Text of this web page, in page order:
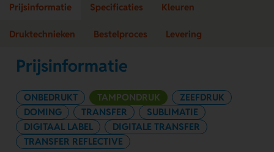
Prijsinformatie Specificaties Kleuren
Druktechnieken Bestelproces Levering
Prijsinformatie
ONBEDRUKT TAMPONDRUK
ZEEFDRUK
DOMING
TRANSFER
SUBLIMATIE
DIGITAAL LABEL
DIGITALE TRANSFER
TRANSFER REFLECTIVE